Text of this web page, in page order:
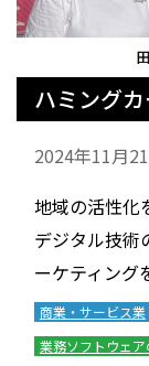
ハミング
2024年11月
地域の活性化
デジタル技術
ーケティング
商業・サービス業
業務ソフトウェア